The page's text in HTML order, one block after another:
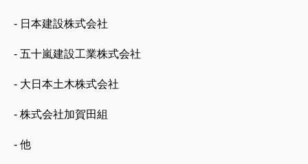
- 日本建設株式会社
- 五十嵐建設工業株式会社
- 大日本土木株式会社
- 株式会社加賀田組
- 他